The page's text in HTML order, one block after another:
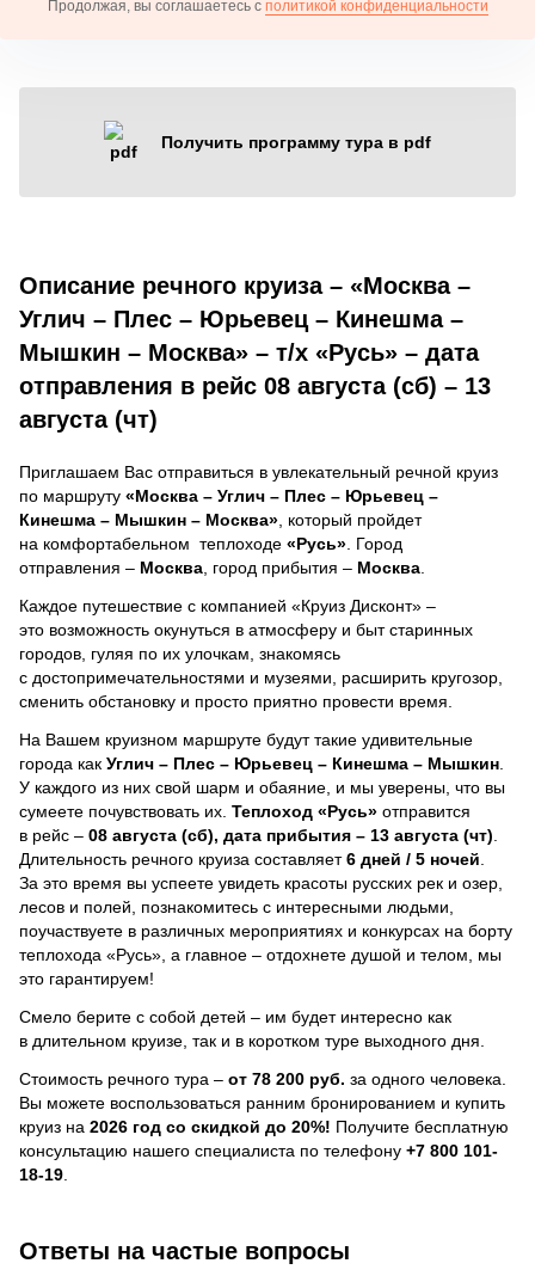
Продолжая, вы соглашаетесь с политикой конфиденциальности
Получить программу тура в pdf
Описание речного круиза – «Москва –
Углич – Плес – Юрьевец – Кинешма –
Мышкин – Москва» – т/х «Русь» – дата
отправления в рейс 08 августа (сб) – 13
августа (чт)
Приглашаем Вас отправиться в увлекательный речной круиз
по маршруту «Москва – Углич – Плес – Юрьевец –
Кинешма – Мышкин – Москва» , который пройдет
на комфортабельном теплоходе «Русь» . Город
отправления – Москва , город прибытия – Москва
Каждое путешествие с компанией «Круиз Дисконт» –
это возможность окунуться в атмосферу и быт старинных
городов, гуляя по их улочкам, знакомясь
с достопримечательностями и музеями, расширить кругозор,
сменить обстановку и просто приятно провести время.
На Вашем круизном маршруте будут такие удивительные
города как Углич – Плес – Юрьевец – Кинешма – Мышкин
У каждого из них свой шарм и обаяние, и мы уверены, что вы
сумеете почувствовать их. Теплоход «Русь» отправится
в рейс – 08 августа (сб), дата прибытия – 13 августа (чт)
Длительность речного круиза составляет6 дней / 5 ночей
За это время вы успеете увидеть красоты русских рек и озер,
лесов и полей, познакомитесь с интересными людьми,
поучаствуете в различных мероприятиях и конкурсах на борту
теплохода «Русь», а главное – отдохнете душой и телом, мы
это гарантируем!
Смело берите с собой детей – им будет интересно как
в длительном круизе, так и в коротком туре выходного дня.
Стоимость речного тура – от 78 200 руб. за одного человека.
Вы можете воспользоваться ранним бронированием и купить
круиз на 2026 год со скидкой до 20%! Получите бесплатную
консультацию нашего специалиста по телефону +7 800 101-
18-19
Ответы на частые вопросы